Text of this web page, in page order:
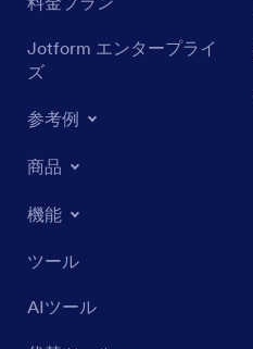
Jotform エンタープライ
ズ
参考例
商品
機能
ツール
AIツール